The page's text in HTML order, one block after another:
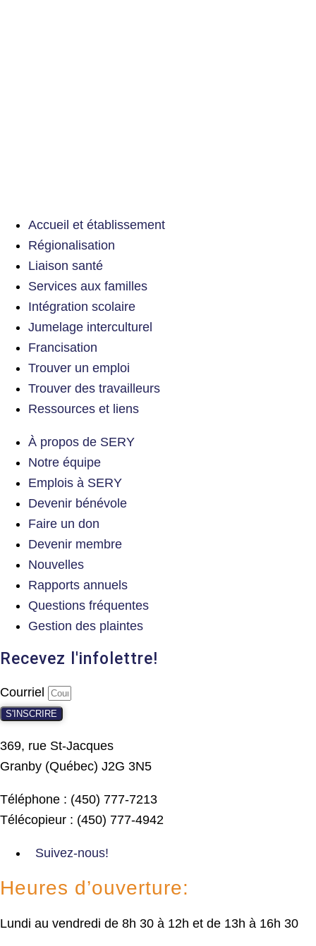
Accueil et établissement
Régionalisation
Liaison santé
Services aux familles
Intégration scolaire
Jumelage interculturel
Francisation
Trouver un emploi
Trouver des travailleurs
Ressources et liens
À propos de SERY
Notre équipe
Emplois à SERY
Devenir bénévole
Faire un don
Devenir membre
Nouvelles
Rapports annuels
Questions fréquentes
Gestion des plaintes
Recevez l'infolettre!
Courriel
S'INSCRIRE
369, rue St-Jacques
Granby (Québec) J2G 3N5
Téléphone : (450) 777-7213
Télécopieur : (450) 777-4942
Suivez-nous!
Heures d’ouverture:
Lundi au vendredi de 8h 30 à 12h et de 13h à 16h 30